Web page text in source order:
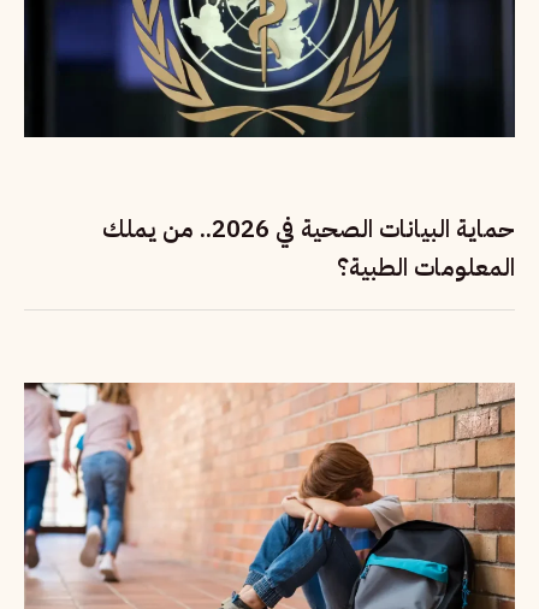
حماية البيانات الصحية في 2026.. من يملك
المعلومات الطبية؟